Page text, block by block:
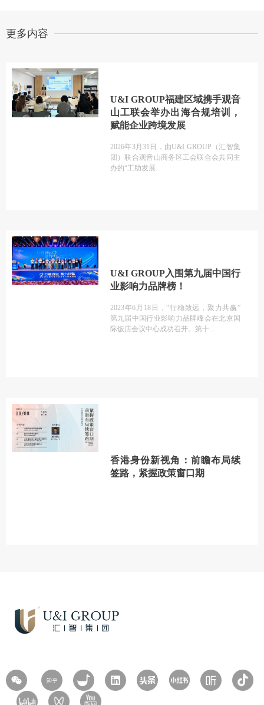
更多内容
U&I GROUP福建区域携手观音
山工联会举办出海合规培训，
赋能企业跨境发展
2026年3月31日，由U&I GROUP（汇智集
团）联合观音山商务区工会联合会共同主
办的“工助发展
U&I GROUP入围第九届中国行
业影响力品牌榜！
2023年6月18日，“行稳致远，聚力共赢”
第九届中国行业影响力品牌峰会在北京国
际饭店会议中心成功召开。第十
香港身份新视角：前瞻布局续
签路，紧握政策窗口期